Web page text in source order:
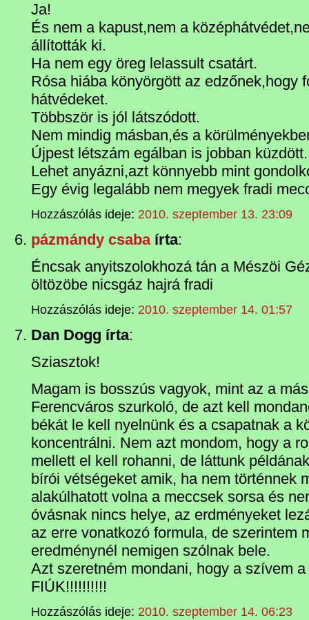
Ja!
És nem a kapust,nem a
állították ki.
Ha nem egy öreg lelassult csatárt.
Rósa hiába könyörgött az edzőnek,hogy
hátvédeket.
Többször is jól látszódott.
Nem mindig másban,és a
Újpest létszám egálban is jobban küzdött.
Lehet anyázni,azt könnyebb mint
Egy évig legalább nem megyek fradi
Hozzászólás ideje: 2010. szeptember 13. 23:09
pázmándy csabaírta:
Éncsak anyitszolokhozá tán a Mészöi
öltözöbe nicsgáz hajrá fradi
Hozzászólás ideje: 2010. szeptember 14. 01:57
Dan Dogg írta:
Sziasztok!
Magam is bosszús vagyok, mint az a
Ferencváros szurkoló, de azt kell
békát le kell nyelnünk és a csapatnak a
koncentrálni. Nem azt mondom, hogy a
mellett el kell rohanni, de láttunk
bírói vétségeket amik, ha nem történnek
alakúlhatott volna a meccsek sorsa és
óvásnak nincs helye, az erdményeket
az erre vonatkozó formula, de szerintem
eredménynél nemigen szólnak bele.
Azt szeretném mondani, hogy a szívem
FIÚK!!!!!!!!!!
Hozzászólás ideje: 2010. szeptember 14. 06:23